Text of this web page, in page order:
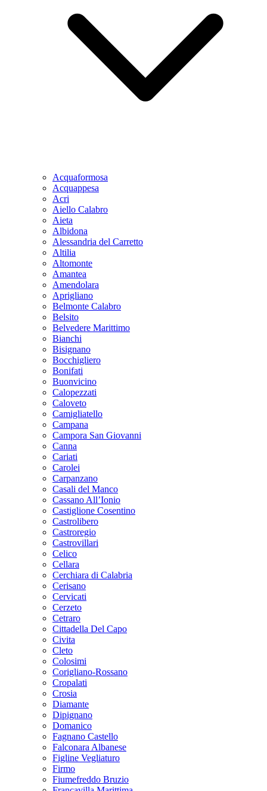
Acquaformosa
Acquappesa
Acri
Aiello Calabro
Aieta
Albidona
Alessandria del Carretto
Altilia
Altomonte
Amantea
Amendolara
Aprigliano
Belmonte Calabro
Belsito
Belvedere Marittimo
Bianchi
Bisignano
Bocchigliero
Bonifati
Buonvicino
Calopezzati
Caloveto
Camigliatello
Campana
Campora San Giovanni
Canna
Cariati
Carolei
Carpanzano
Casali del Manco
Cassano All’Ionio
Castiglione Cosentino
Castrolibero
Castroregio
Castrovillari
Celico
Cellara
Cerchiara di Calabria
Cerisano
Cervicati
Cerzeto
Cetraro
Cittadella Del Capo
Civita
Cleto
Colosimi
Corigliano-Rossano
Cropalati
Crosia
Diamante
Dipignano
Domanico
Fagnano Castello
Falconara Albanese
Figline Vegliaturo
Firmo
Fiumefreddo Bruzio